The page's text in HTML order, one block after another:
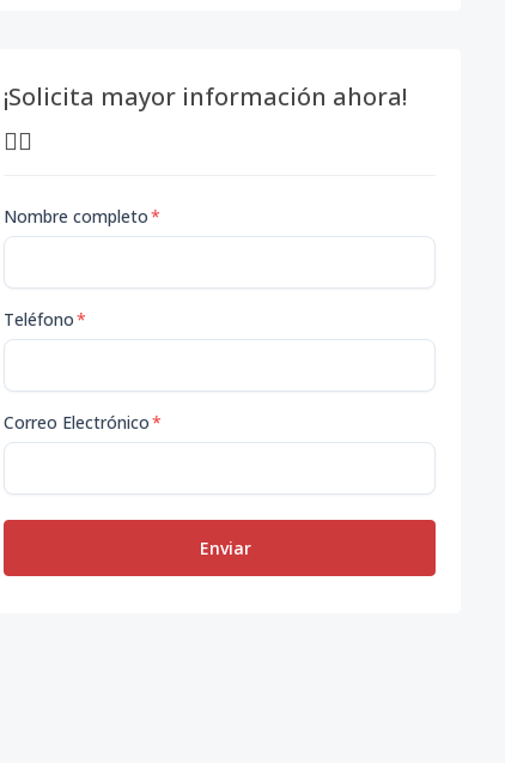
¡Solicita mayor información ahora!
👇🏽
Nombre completo*
Teléfono*
Correo Electrónico*
Enviar